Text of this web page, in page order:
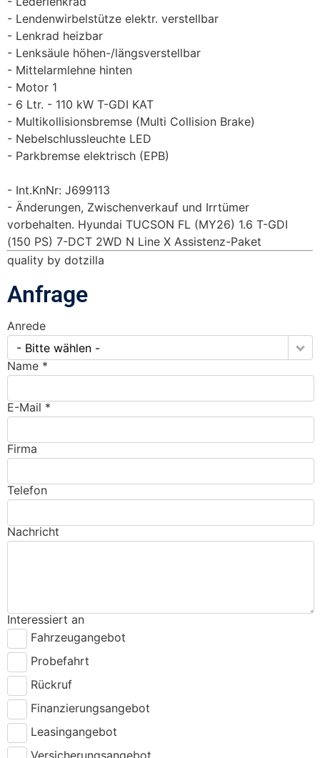
Lendenwirbelstütze elektr. verstellbar
Lenkrad heizbar
Lenksäule höhen-/längsverstellbar
Mittelarmlehne hinten
Motor 1
6 Ltr. - 110 kW T-GDI KAT
Multikollisionsbremse (Multi Collision Brake)
Nebelschlussleuchte LED
Parkbremse elektrisch (EPB)
Int.KnNr: J699113
Änderungen, Zwischenverkauf und Irrtümer
vorbehalten. Hyundai TUCSON FL (MY26) 1.6 T-GDI
(150 PS) 7-DCT 2WD N Line X Assistenz-Paket
quality by dotzilla
Anfrage
Anrede
- Bitte wählen -
Name *
E-Mail *
Firma
Telefon
Nachricht
Interessiert an
Fahrzeugangebot
Probefahrt
Rückruf
Finanzierungsangebot
Leasingangebot
Versicherungsangebot